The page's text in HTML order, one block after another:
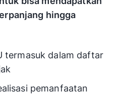
hingga
termasuk dalam daftar
pemanfaatan